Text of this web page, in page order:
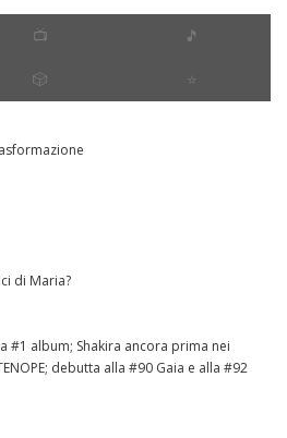
📺 🎵
🎲 ⭐️
di Maria?
#1 album; Shakira ancora prima nei
debutta alla #90 Gaia e alla #92